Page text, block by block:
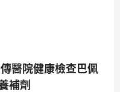
醫院健康檢查巴佩
補劑